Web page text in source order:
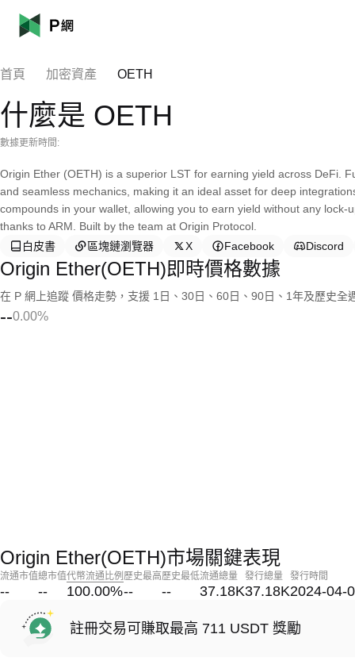
首頁 加密資產 OETH
什麼是 OETH
數據更新時間:
Origin Ether (OETH) is a superior LST for earning yield across DeFi.
and seamless mechanics, making it an ideal asset for deep
compounds in your wallet, allowing you to earn yield without any
thanks to ARM. Built by the team at Origin Protocol.
白皮書
區塊鏈瀏覽器 X Facebook Discord
Origin Ether(OETH)即時價格數據
在 P 網上追蹤 價格走勢，支援 1日、30日、60日、90日、1年及歷史全
--0.00%
Origin Ether(OETH)市場關鍵表現
流通市值
--
總市值
--
代幣流通比例
100.00%
歷史最高
--
歷史最低
--
流通總量
37.18K
發行總量
37.18K
發行時間
2024-04-
註冊交易可賺取最高 711 USDT 獎勵